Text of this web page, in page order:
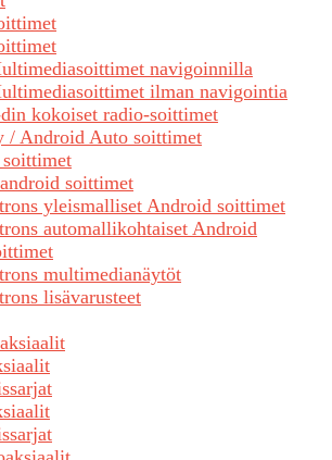
navigoinnilla
ilman navigointia
kokoiset radio-soittimet
/ Android Auto soittimet
soittimet
yleismalliset Android soittimet
automallikohtaiset Android
multimedianäytöt
lisävarusteet